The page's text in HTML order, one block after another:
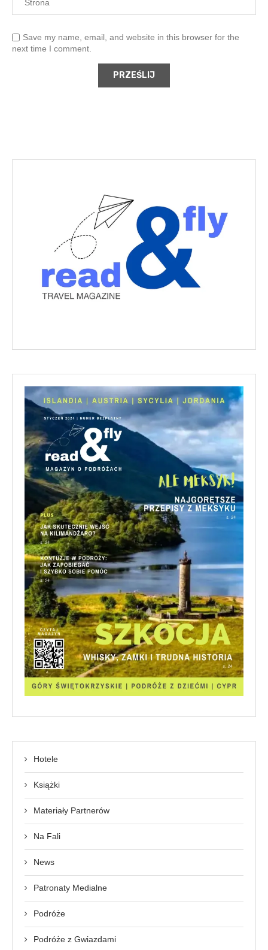
Save my name, email, and website in this browser for the
next time I comment.
Hotele
Książki
Materiały Partnerów
Na Fali
News
Patronaty Medialne
Podróże
Podróże z Gwiazdami